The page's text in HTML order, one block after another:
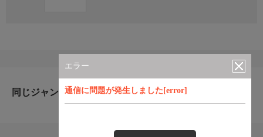
エラー
通信に問題が発生しました[error]
同じジャンルのおすすめ番組